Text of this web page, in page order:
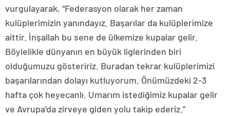
vurgulayarak, “Federasyon olarak her zaman
kulüplerimizin yanındayız. Başarılar da kulüplerimize
aittir. İnşallah bu sene de ülkemize kupalar gelir.
Böylelikle dünyanın en büyük liglerinden biri
olduğumuzu gösteririz. Buradan tekrar kulüplerimizi
başarılarından dolayı kutluyorum. Önümüzdeki 2-3
hafta çok heyecanlı. Umarım istediğimiz kupalar gelir
ve Avrupa’da zirveye giden yolu takip ederiz.”